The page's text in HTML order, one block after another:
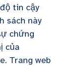
tin cậy
sách này
chứng
của
Trang web